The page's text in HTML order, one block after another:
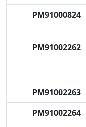
PM91000824
PM91002262
PM91002263
PM91002264